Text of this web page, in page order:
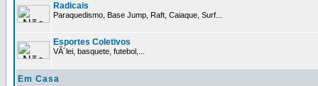
Radicais
Paraquedismo, Base Jump, Raft, Caiaque, Surf...
Esportes Coletivos
VÃ´lei, basquete, futebol,...
Em Casa